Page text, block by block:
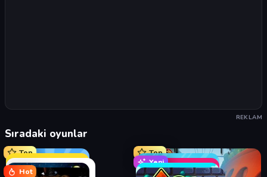
REKLAM
Sıradaki oyunlar
Top
Top
Yeni
Hot